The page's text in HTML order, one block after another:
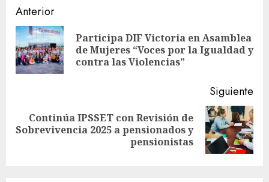
Sigue
leyendo
Anterior
Participa DIF Victoria en Asamblea
de Mujeres “Voces por la Igualdad y
contra las Violencias”
Siguiente
Siguiente
Continúa IPSSET con Revisión de
Sobrevivencia 2025 a pensionados y
pensionistas